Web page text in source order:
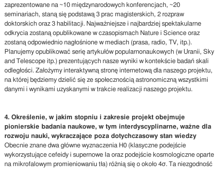
zaprezentowane na ~10 międzynarodowych konferencjach, ~20
seminariach, staną się podstawą 3 prac magisterskich, 2 rozpraw
doktorskich oraz 3 habilitacji. Najważniejsze i najbardziej spektakularne
odkrycia zostaną opublikowane w czasopismach Nature i Science oraz
zostaną odpowiednio nagłośnione w mediach (prasa, radio, TV, itp.).
Planujemy opublikować serię artykułów popularnonaukowych (w Uranii, Sky
and Telescope itp.) prezentujących nasze wyniki w kontekście badań skali
odległości. Założymy interaktywną stronę internetową dla naszego projektu,
na której będziemy dzielić się ze społecznością astronomiczną wszystkimi
danymi i wynikami uzyskanymi w trakcie realizacji naszego projektu.
4. Określenie, w jakim stopniu i zakresie projekt obejmuje
pionierskie badania naukowe, w tym interdyscyplinarne, ważne dla
rozwoju nauki, wykraczające poza dotychczasowy stan wiedzy
Obecnie znane dwa główne wyznaczenia H0 (klasyczne podejście
wykorzystujące cefeidy i supernowe Ia oraz podejście kosmologiczne oparte
na mikrofalowym promieniowaniu tła) różnią się o około 4σ. Ta niezgodność